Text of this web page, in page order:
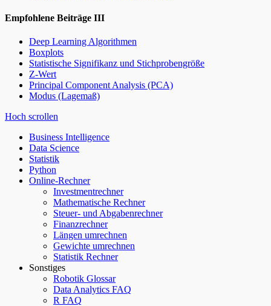
Empfohlene Beiträge III
Deep Learning Algorithmen
Boxplots
Statistische Signifikanz und Stichprobengröße
Z-Wert
Principal Component Analysis (PCA)
Modus (Lagemaß)
Hoch scrollen
Business Intelligence
Data Science
Statistik
Python
Online-Rechner
Investmentrechner
Mathematische Rechner
Steuer- und Abgabenrechner
Finanzrechner
Längen umrechnen
Gewichte umrechnen
Statistik Rechner
Sonstiges
Robotik Glossar
Data Analytics FAQ
R FAQ